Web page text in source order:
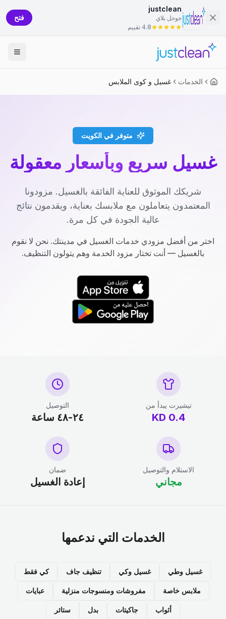
justclean
جوجل بلاي
4.8 تقييم
فتح
الخدمات غسيل و كوى الملابس
متوفر في الكويت
غسيل سريع وبأسعار معقولة
شريكك الموثوق للعناية الفائقة بالغسيل. مزودونا
المعتمدون يتعاملون مع ملابسك بعناية، ويقدمون نتائج
عالية الجودة في كل مرة.
اختر من أفضل مزودي خدمات الغسيل في مدينتك. نحن لا نقوم
بالغسيل — أنت تختار مزود الخدمة وهم يتولون التنظيف.
تيشيرت يبدأ من
0.4
KD
التوصيل
٢٤-٤٨ ساعة
الاستلام والتوصيل
مجاني
ضمان
إعادة الغسيل
الخدمات التي ندعمها
غسيل وطي غسيل وكي تنظيف جاف كي فقط
ملابس خاصة مفروشات ومنسوجات منزلية عبايات
أثواب جاكيتات بدل ستائر